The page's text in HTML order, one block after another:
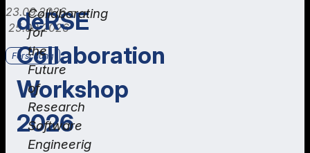
23.09.2026 –
25.09.2026
Forschung
deRSE
Collaboration
Workshop
2026
Collaborating
for
the
Future
of
Research
Software
Engineerig